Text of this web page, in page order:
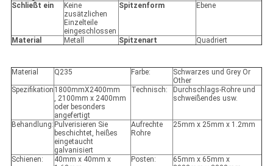
Schließt ein
Keine
zusätzlichen
Einzelteile
eingeschlossen
Spitzenform Ebene
Material Metall Spitzenart Quadriert
Material Q235 Farbe:
Schwarzes und Grey Or
Other
Spezifikation 1800mmX2400mm
, 2100mm x 2400mm
oder besonders
angefertigt
Technisch:
Durchschlags-Rohre und
schweißendes usw.
Behandlung: Pulverisieren Sie
beschichtet, heißes
eingetaucht
galvanisiert
Aufrechte
Rohre
25mm x 25mm x 1.2mm
Schienen:
40mm x 40mm x
Posten:
65mm x 65mm x